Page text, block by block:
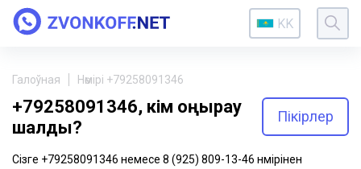
KK
Галоўная Нөмірі +79258091346
+79258091346, кім қоңырау
шалды?
Пікірлер
Сізге +79258091346 немесе 8 (925) 809-13-46 нөмірінен